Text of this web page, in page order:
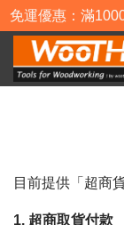
免運優惠：滿
目前提供「超商
1. 超商取貨付款